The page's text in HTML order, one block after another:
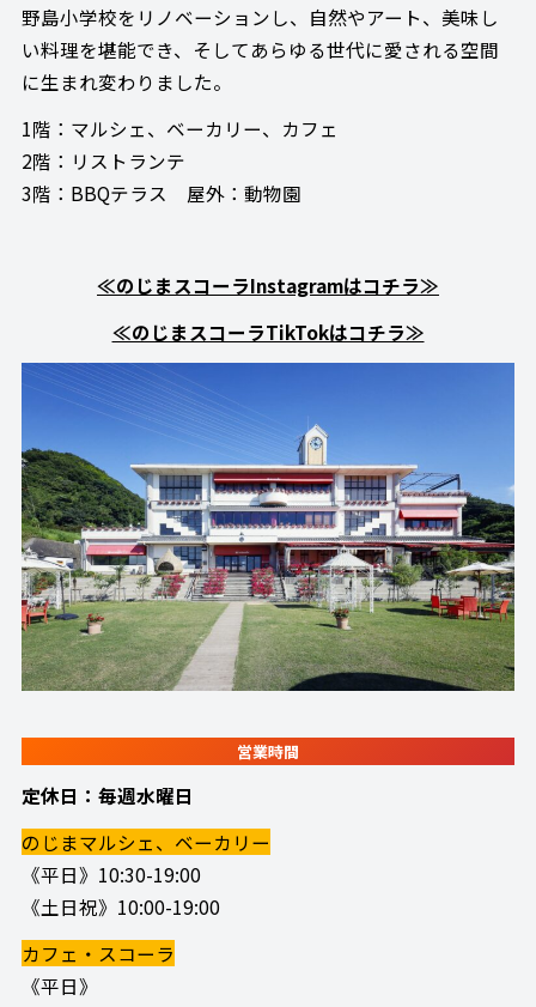
野島小学校をリノベーションし、自然やアート、美味し
い料理を堪能でき、そしてあらゆる世代に愛される空間
に生まれ変わりました。
1階：マルシェ、ベーカリー、カフェ
2階：リストランテ
3階：BBQテラス 屋外：動物園
≪のじまスコーラInstagramはコチラ≫
≪のじまスコーラTikTokはコチラ≫
営業時間
定休日：毎週水曜日
のじまマルシェ、ベーカリー
《平日》10:30-19:00
《土日祝》10:00-19:00
カフェ・スコーラ
《平日》